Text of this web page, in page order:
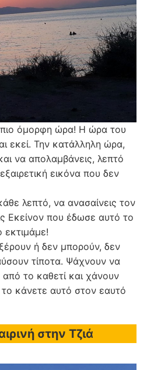
πιο όμορφη ώρα! Η ώρα του
εκεί. Την κατάλληλη ώρα,
να απολαμβάνεις, λεπτό
εικόνα που δεν
λεπτό, να ανασαίνεις τον
Εκείνον που έδωσε αυτό το
εκτιμάμε!
ή δεν μπορούν, δεν
τίποτα. Ψάχνουν να
από το καθετί και χάνουν
κάνετε αυτό στον εαυτό
στην Τζιά